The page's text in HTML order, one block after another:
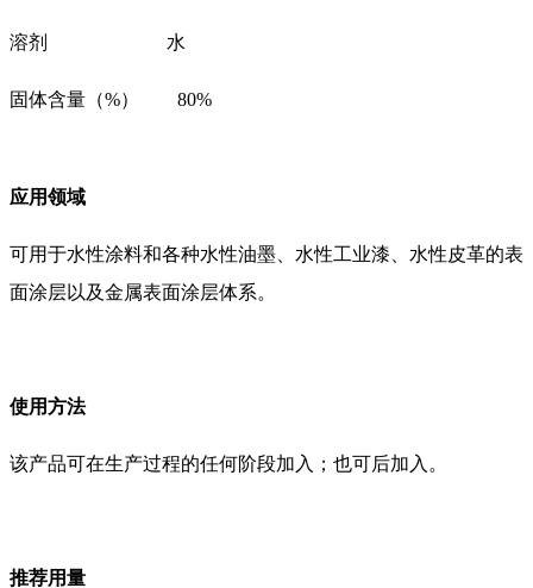
溶剂 水
固体含量（%） 80%
应用领域
可用于水性涂料和各种水性油墨、水性工业漆、水性皮革的表
面涂层以及金属表面涂层体系。
使用方法
该产品可在生产过程的任何阶段加入；也可后加入。
推荐用量